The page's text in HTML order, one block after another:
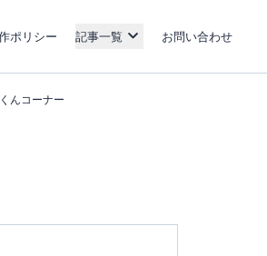
ポリシー 記事一覧 お問い合わせ
んコーナー